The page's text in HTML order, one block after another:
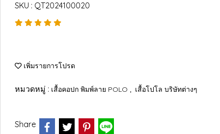
SKU : QT2024100020
เพิ่มรายการโปรด
หมวดหมู่ : เสื้อคอปก พิมพ์ลาย POLO , เสื้อโปโล บริษัทต่างๆ
Share